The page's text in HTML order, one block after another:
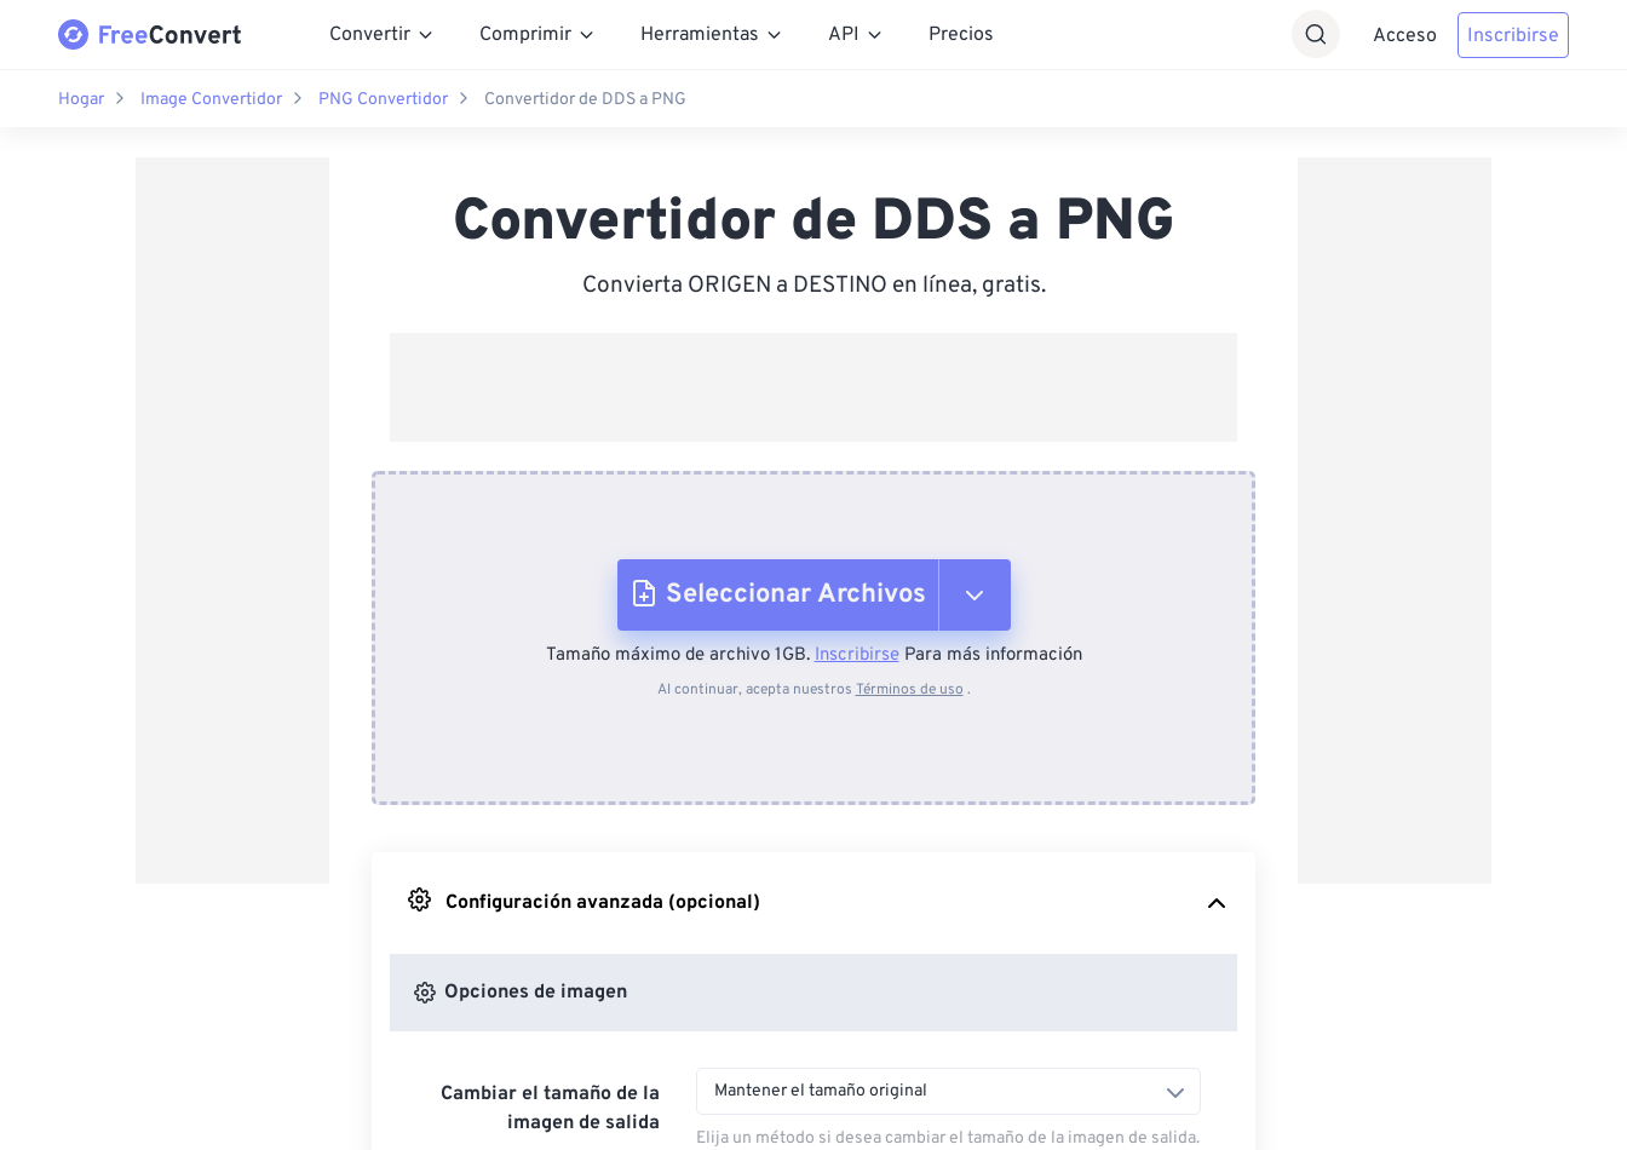
Convertir Comprimir Herramientas API Precios Acceso Inscribirse
Hogar Image Convertidor PNG Convertidor Convertidor de DDS a PNG
Convertidor de DDS a PNG
Convierta ORIGEN a DESTINO en línea, gratis.
Seleccionar Archivos
Desde el dispositivo
Tamaño máximo de archivo 1GB.InscribirsePara más información
Al continuar, acepta nuestros Términos de uso .
Configuración avanzada (opcional)
Opciones de imagen
Cambiar el tamaño de la
imagen de salida
Mantener el tamaño original
Elija un método si desea cambiar el tamaño de la imagen de salida.